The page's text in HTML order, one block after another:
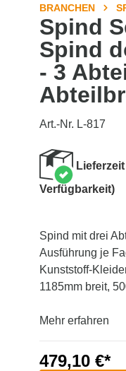
BRANCHEN
Spind
Spind
- 3
Art.-Nr. L-817
Verfügbarkeit)
Spind mit drei
Ausführung je
Kunststoff-
1185mm breit,
Mehr erfahren
479,10 €*